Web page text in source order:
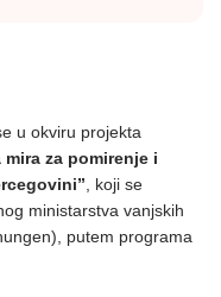
u okviru projekta
za pomirenje i
, koji se
ministarstva vanjskih
putem programa